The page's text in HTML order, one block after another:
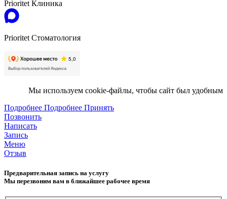
Prioritet Клиника
Prioritet Стоматология
Мы используем cookie-файлы, чтобы сайт был удобным
Подробнее Подробнее Принять
Позвонить
Написать
Запись
Меню
Отзыв
Предварительная запись на услугу
Мы перезвоним вам в ближайшее рабочее время